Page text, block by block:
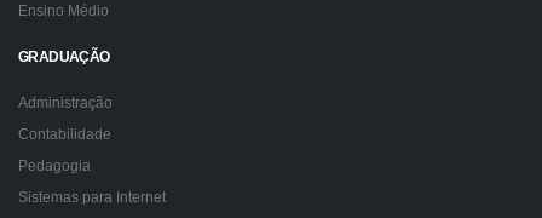
Ensino Médio
GRADUAÇÃO
Administração
Contabilidade
Pedagogia
Sistemas para Internet